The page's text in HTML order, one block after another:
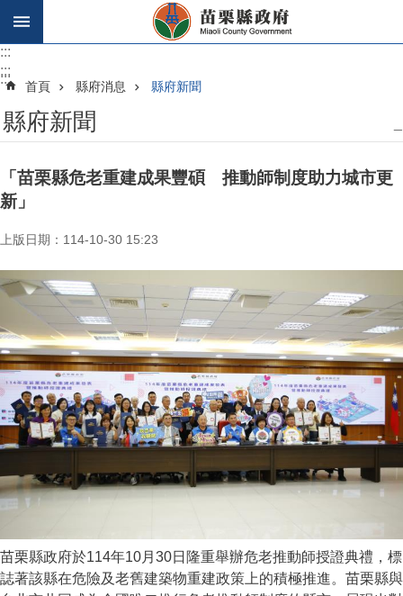
跳到主要內容區塊
:::
:::
::: 首頁 縣府消息 縣府新聞
縣府新聞
「苗栗縣危老重建成果豐碩 推動師制度助力城市更
新」
上版日期：114-10-30 15:23
苗栗縣政府於114年10月30日隆重舉辦危老推動師授證典禮，標
誌著該縣在危險及老舊建築物重建政策上的積極推進。苗栗縣與